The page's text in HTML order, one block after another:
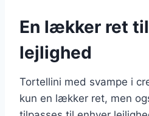
En lækker ret
lejlighed
Tortellini med svampe i
kun en lækker ret, men